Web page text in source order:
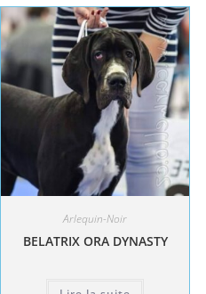
Arlequin-Noir
BELATRIX ORA DYNASTY